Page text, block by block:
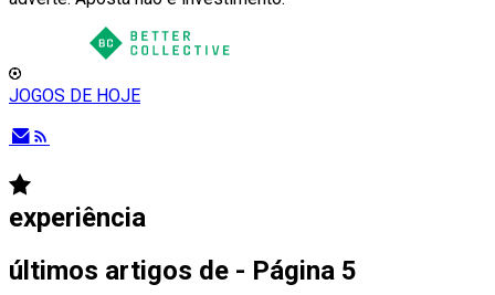
JOGOS DE HOJE
experiência
últimos artigos de - Página 5